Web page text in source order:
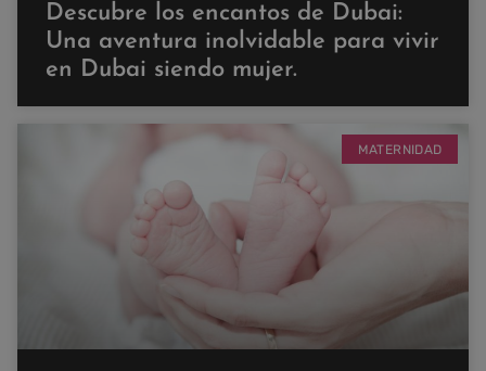
Descubre los encantos de Dubai:
Una aventura inolvidable para vivir
en Dubai siendo mujer.
MATERNIDAD